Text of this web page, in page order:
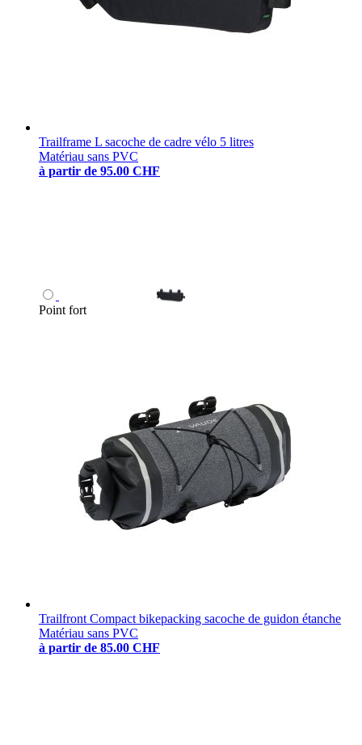
Trailframe L sacoche de cadre vélo 5 litres
Matériau sans PVC
à partir de 95.00 CHF
Point fort
Trailfront Compact bikepacking sacoche de guidon étanche
Matériau sans PVC
à partir de 85.00 CHF